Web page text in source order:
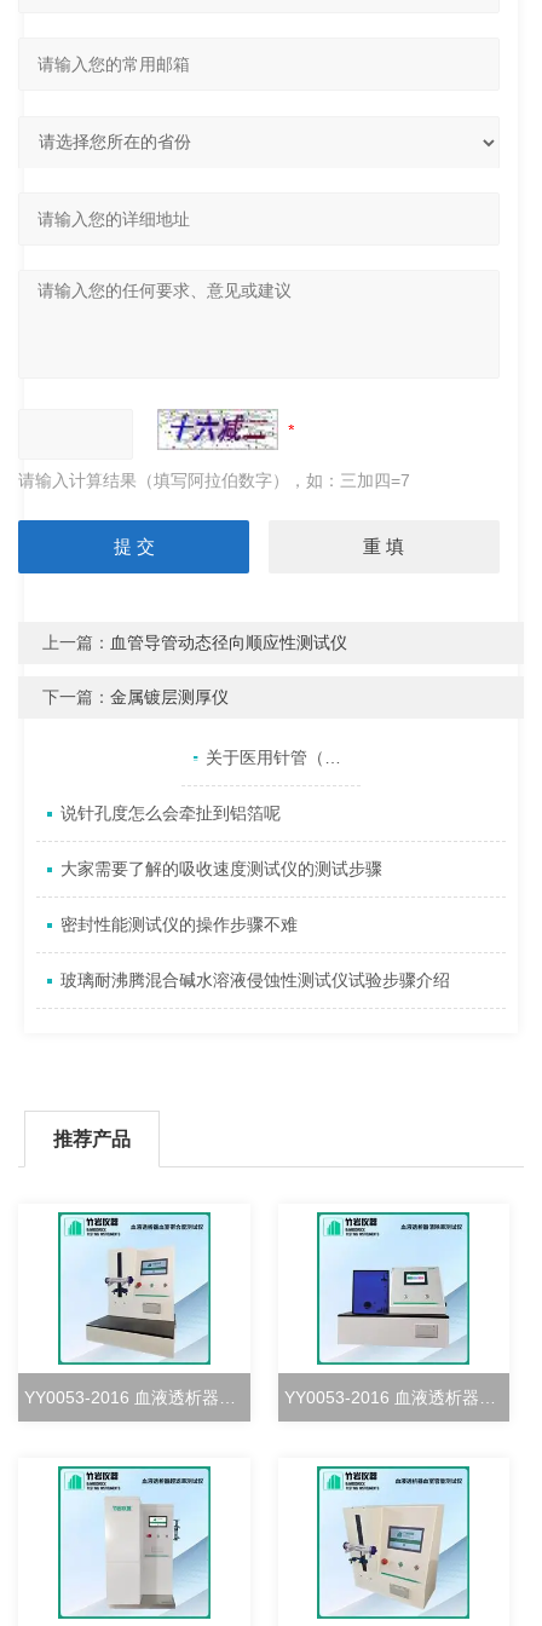
请输入计算结果（填写阿拉伯数字），如：三加四=7
上一篇： 血管导管动态径向顺应性测试仪
下一篇：金属镀层测厚仪
相关文章 关于医用针管（针）刚性测试中的几点解释
说针孔度怎么会牵扯到铝箔呢
大家需要了解的吸收速度测试仪的测试步骤
密封性能测试仪的操作步骤不难
玻璃耐沸腾混合碱水溶液侵蚀性测试仪试验步骤介绍
推荐产品
YY0053-2016 血液透析器血室密合度测试仪 YY0053-2016 血液透析器清除率测试仪